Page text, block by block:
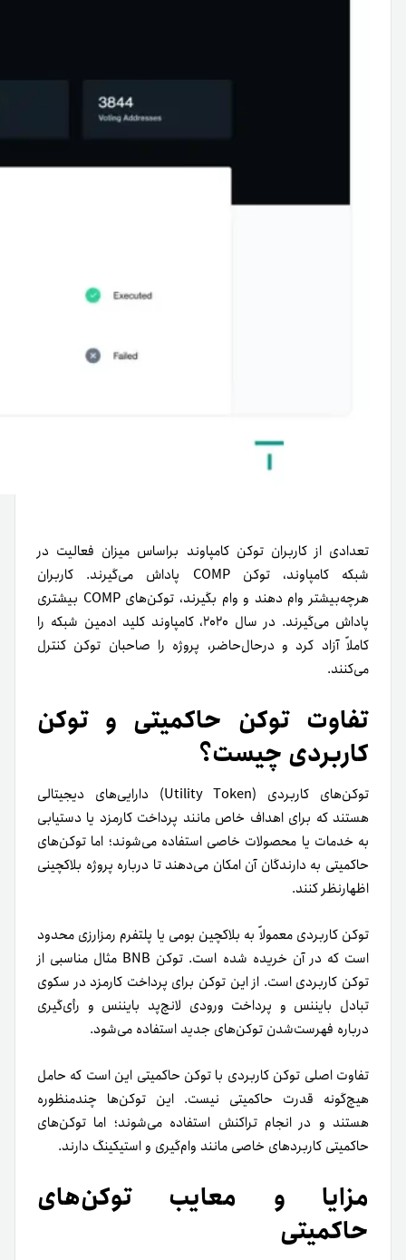
تعدادی از کاربران توکن کامپاوند براساس میزان فعالیت در
شبکه کامپاوند، توکن COMP پاداش می‌گیرند. کاربران
هر‌چه‌بیشتر وام دهند و وام بگیرند، توکن‌های COMP بیشتری
پاداش می‌گیرند. در سال ۲۰۲۰، کامپاوند کلید ادمین شبکه را
کاملاً آزاد کرد و درحال‌حاضر، پروژه را صاحبان توکن کنترل
می‌کنند.
تفاوت توکن حاکمیتی و توکن
کاربردی چیست؟
توکن‌های کاربردی (Utility Token) دارایی‌های دیجیتالی
هستند که برای اهداف خاص مانند پرداخت کارمزد یا دستیابی
به خدمات یا محصولات خاصی استفاده می‌شوند؛ اما توکن‌های
حاکمیتی به دارندگان آن امکان می‌دهند تا درباره پروژه بلاکچینی
اظهارنظر کنند.
توکن کاربردی معمولاً به بلاکچین بومی یا پلتفرم رمزارزی محدود
است که در آن خریده شده است. توکن BNB مثال مناسبی از
توکن کاربردی است. از این توکن برای پرداخت کارمزد در سکوی
تبادل بایننس و پرداخت ورودی لانچ‌پد بایننس و رأی‌گیری
درباره فهرست‌شدن توکن‌های جدید استفاده می‌شود.
تفاوت اصلی توکن کاربردی با توکن حاکمیتی این است که حامل
هیچ‌گونه قدرت حاکمیتی نیست. این توکن‌ها چندمنظوره
هستند و در انجام تراکنش استفاده می‌شوند؛ اما توکن‌های
حاکمیتی کاربردهای خاصی مانند وام‌گیری و استیکینگ دارند.
مزایا و معایب توکن‌های
حاکمیتی